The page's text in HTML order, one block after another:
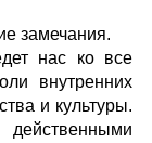
замечания.
нас ко все
внутренних
и культуры.